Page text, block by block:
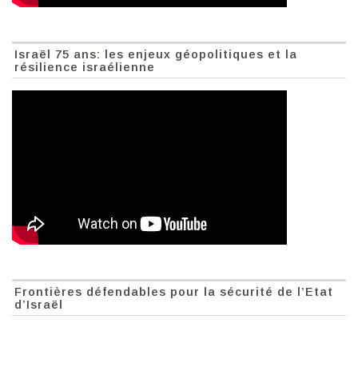
Israël 75 ans: les enjeux géopolitiques et la
résilience israélienne
Frontières défendables pour la sécurité de l’Etat
d’Israël